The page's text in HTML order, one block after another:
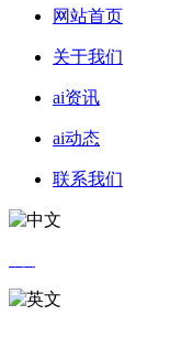
网站首页
关于我们
ai资讯
ai动态
联系我们